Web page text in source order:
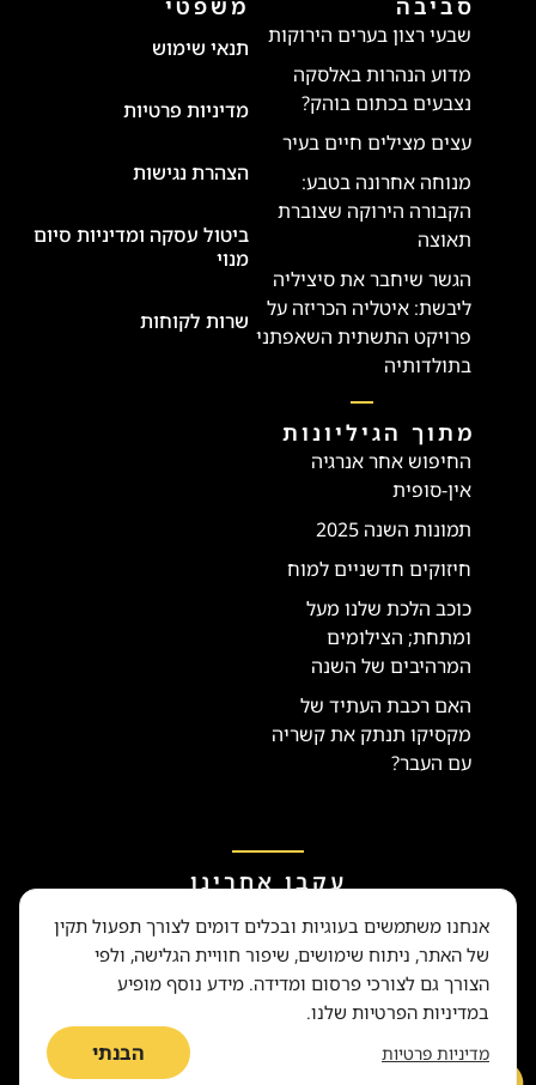
שבעי רצון בערים הירוקות
מדוע הנהרות באלסקה
נצבעים בכתום בוהק?
עצים מצילים חיים בעיר
מנוחה אחרונה בטבע:
הקבורה הירוקה שצוברת
תאוצה
הגשר שיחבר את סיציליה
ליבשת: איטליה הכריזה על
פרויקט התשתית השאפתני
בתולדותיה
מתוך הגיליונות
החיפוש אחר אנרגיה
אין-סופית
תמונות השנה 2025
חיזוקים חדשניים למוח
כוכב הלכת שלנו מעל
ומתחת; הצילומים
המרהיבים של השנה
האם רכבת העתיד של
מקסיקו תנתק את קשריה
עם העבר?
תנאי שימוש
מדיניות פרטיות
הצהרת נגישות
ביטול עסקה ומדיניות סיום
מנוי
שרות לקוחות
עקבו אחרינו
זכויות יוצרים © 2015-2024 National Geographic Partners, LLC. כל הזכויות
אנחנו משתמשים בעוגיות ובכלים דומים לצורך תפעול תקין
של האתר, ניתוח שימושים, שיפור חוויית הגלישה, ולפי
הצורך גם לצורכי פרסום ומדידה. מידע נוסף מופיע
במדיניות הפרטיות שלנו.
מדיניות פרטיות הבנתי